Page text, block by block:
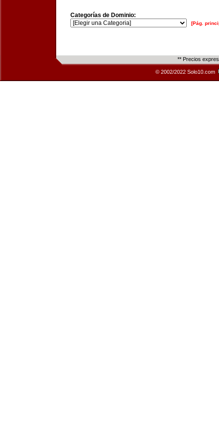
Categorías de Dominio:
[Pág.
** Precios
© 2002/2022 Solo10.com